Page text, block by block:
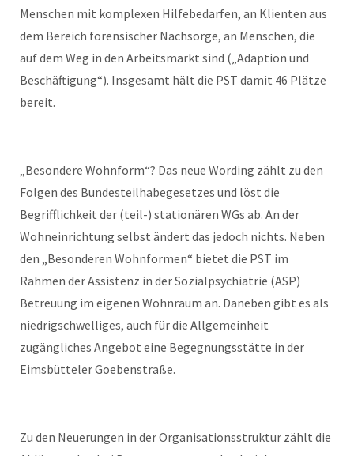
Menschen mit komplexen Hilfebedarfen, an Klienten aus
dem Bereich forensischer Nachsorge, an Menschen, die
auf dem Weg in den Arbeitsmarkt sind („Adaption und
Beschäftigung“). Insgesamt hält die PST damit 46 Plätze
bereit.
„Besondere Wohnform“? Das neue Wording zählt zu den
Folgen des Bundesteilhabegesetzes und löst die
Begrifflichkeit der (teil-) stationären WGs ab. An der
Wohneinrichtung selbst ändert das jedoch nichts. Neben
den „Besonderen Wohnformen“ bietet die PST im
Rahmen der Assistenz in der Sozialpsychiatrie (ASP)
Betreuung im eigenen Wohnraum an. Daneben gibt es als
niedrigschwelliges, auch für die Allgemeinheit
zugängliches Angebot eine Begegnungsstätte in der
Eimsbütteler Goebenstraße.
Zu den Neuerungen in der Organisationsstruktur zählt die